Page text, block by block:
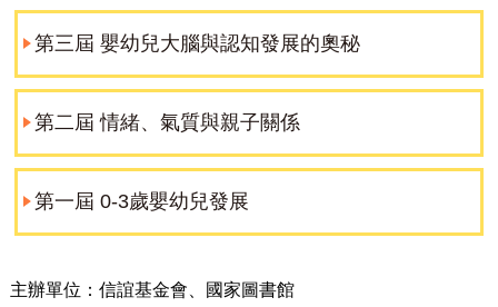
第三屆 嬰幼兒大腦與認知發展的奧秘
第二屆 情緒、氣質與親子關係
第一屆 0-3歲嬰幼兒發展
主辦單位：信誼基金會、國家圖書館